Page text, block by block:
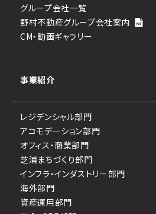
グループ会社一覧
野村不動産グループ会社案内
CM・動画ギャラリー
事業紹介
レジデンシャル部門
アコモデーション部門
オフィス・商業部門
芝浦まちづくり部門
インフラ・インダストリー部門
海外部門
資産運用部門